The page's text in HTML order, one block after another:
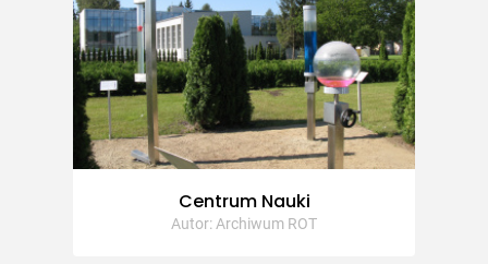
Centrum Nauki
Autor: Archiwum ROT